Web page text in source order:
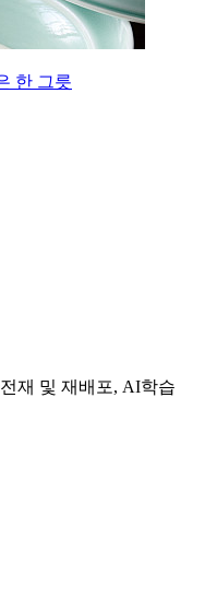
한 그릇
재 및 재배포, AI학습